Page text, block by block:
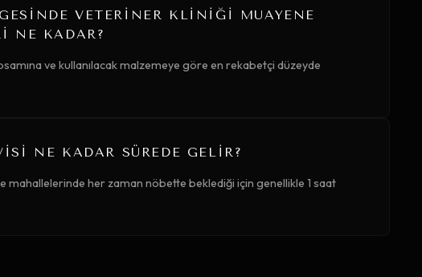
VETERINER KLINIĞI MUAYENE
NE KADAR?
ve kullanılacak malzemeye göre en rekabetçi düzeyde
NE KADAR SÜREDE GELIR?
mahallelerinde her zaman nöbette beklediği için genellikle 1 saat